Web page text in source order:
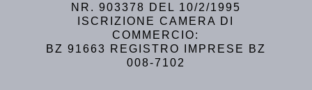
NR. 903378 DEL 10/2/1995
ISCRIZIONE CAMERA DI
COMMERCIO:
BZ 91663 REGISTRO IMPRESE BZ
008-7102